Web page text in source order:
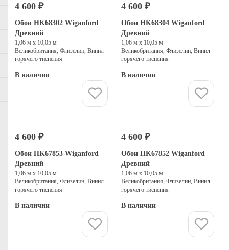
4 600 ₽
Обои HK68302 Wiganford
Древний
1,06 м х 10,05 м
Великобритания, Флизелин, Винил
горячего тиснения
В наличии
4 600 ₽
Обои HK68304 Wiganford
Древний
1,06 м х 10,05 м
Великобритания, Флизелин, Винил
горячего тиснения
В наличии
4 600 ₽
Обои HK67853 Wiganford
Древний
1,06 м х 10,05 м
Великобритания, Флизелин, Винил
горячего тиснения
В наличии
4 600 ₽
Обои HK67852 Wiganford
Древний
1,06 м х 10,05 м
Великобритания, Флизелин, Винил
горячего тиснения
В наличии